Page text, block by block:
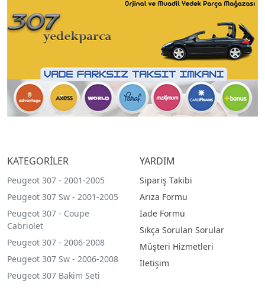
KATEGORİLER
Peugeot 307 - 2001-2005
Peugeot 307 Sw - 2001-2005
Peugeot 307 - Coupe
Cabriolet
Peugeot 307 - 2006-2008
Peugeot 307 Sw - 2006-2008
Peugeot 307 Bakim Seti
YARDIM
Sipariş Takibi
Arıza Formu
İade Formu
Sıkça Sorulan Sorular
Müşteri Hizmetleri
İletişim